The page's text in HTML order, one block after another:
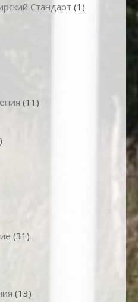
Стандарт (1)
(11)
(31)
(13)